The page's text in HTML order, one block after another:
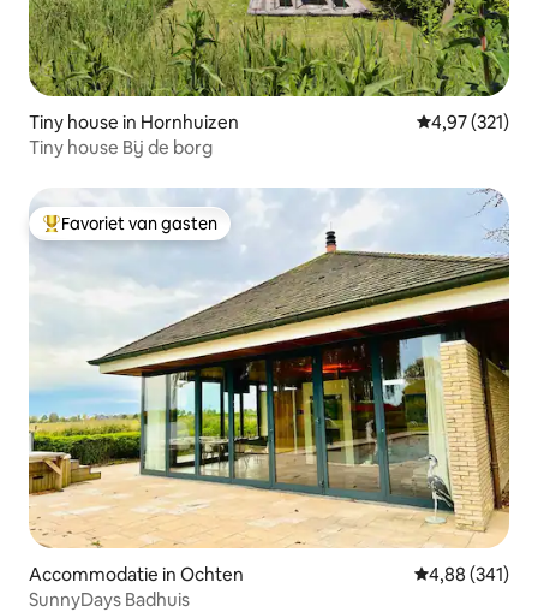
Tiny house in Hornhuizen Gemiddelde
4,97 (321)
Tiny house Bij de borg
Topfavoriet van gasten
Favoriet van gasten
Accommodatie in Ochten Gemiddelde
4,88 (341)
SunnyDays Badhuis